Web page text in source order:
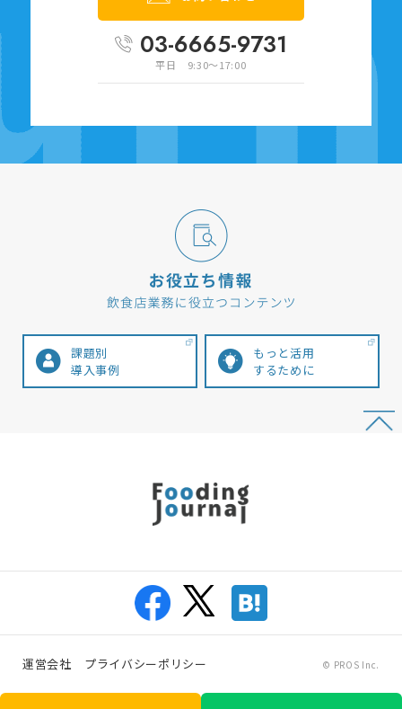
03-6665-9731
平日 9:30～17:00
課題別
導入事例
もっと活用
するために
運営会社 プライバシーポリシー © PROS Inc.